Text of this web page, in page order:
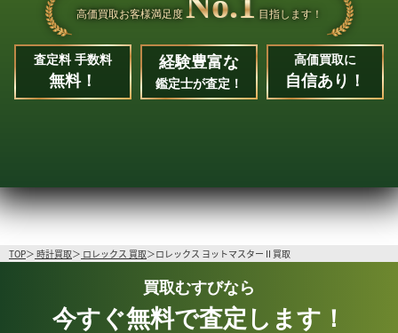
高価買取お客様満足度 目指します！
査定料 手数料
無料！
経験豊富な
鑑定士が査定！
高価買取に
自信あり！
TOP 時計買取 ロレックス 買取 ロレックス ヨットマスター II 買取
買取むすびなら
今すぐ無料で査定します！